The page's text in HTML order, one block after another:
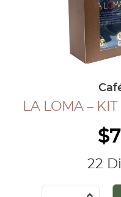
COLECCIÓN CAFETERA
INGRESAR
Cerrar Sesión
LA LOMA –
$
22